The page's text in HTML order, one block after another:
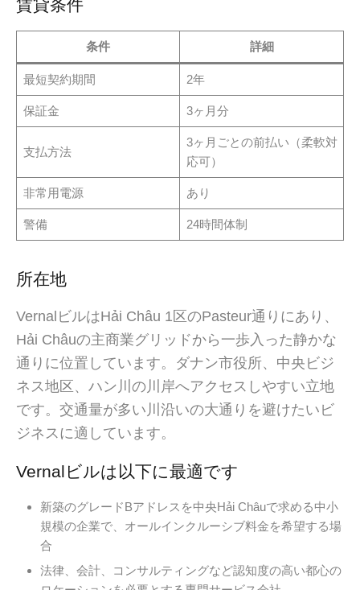
賃貸条件
条件 詳細
最短契約期間 2年
保証金 3ヶ月分
支払方法
3ヶ月ごとの前払い（柔軟対
応可）
非常用電源 あり
警備 24時間体制
所在地
VernalビルはHải Châu 1区のPasteur通りにあり、
Hải Châuの主商業グリッドから一歩入った静かな
通りに位置しています。ダナン市役所、中央ビジ
ネス地区、ハン川の川岸へアクセスしやすい立地
です。交通量が多い川沿いの大通りを避けたいビ
ジネスに適しています。
Vernalビルは以下に最適です
新築のグレードBアドレスを中央Hải Châuで求める中小
規模の企業で、オールインクルーシブ料金を希望する場
合
法律、会計、コンサルティングなど認知度の高い都心の